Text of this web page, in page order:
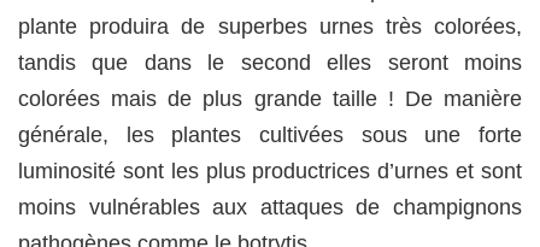
plante produira de superbes urnes très colorées,
tandis que dans le second elles seront moins
colorées mais de plus grande taille ! De manière
générale, les plantes cultivées sous une forte
luminosité sont les plus productrices d’urnes et sont
moins vulnérables aux attaques de champignons